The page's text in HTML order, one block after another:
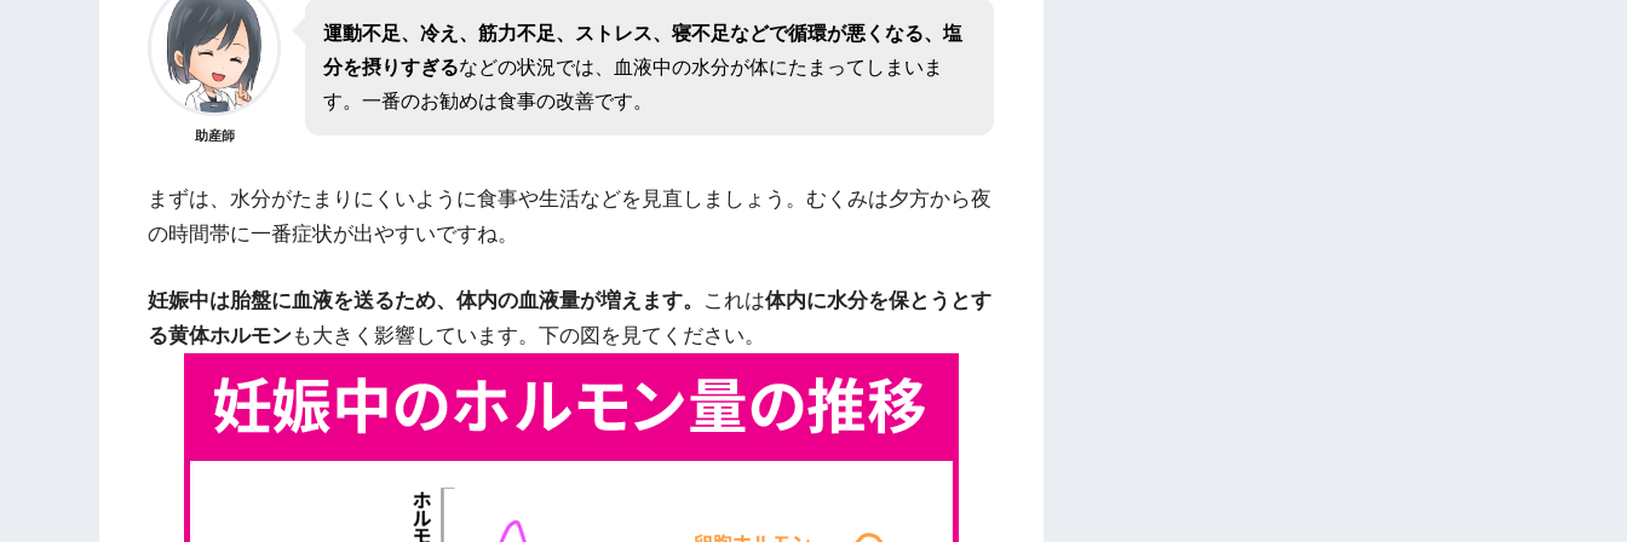
助産師
運動不足、冷え、筋力不足、ストレス、寝不足などで循環が悪くなる、塩
分を摂りすぎるなどの状況では、血液中の水分が体にたまってしまいま
す。一番のお勧めは食事の改善です。
まずは、水分がたまりにくいように食事や生活などを見直しましょう。むくみは夕方から夜
の時間帯に一番症状が出やすいですね。
妊娠中は胎盤に血液を送るため、体内の血液量が増えます。 これは体内に水分を保とうとす
る黄体ホルモンも大きく影響しています。下の図を見てください。